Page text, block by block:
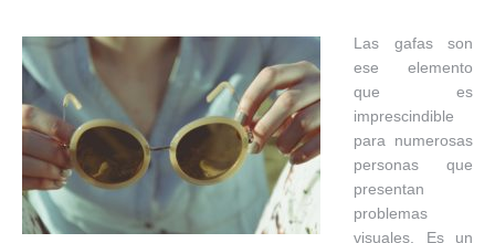
Las gafas son
ese elemento
que es
imprescindible
para numerosas
personas que
presentan
problemas
visuales. Es un